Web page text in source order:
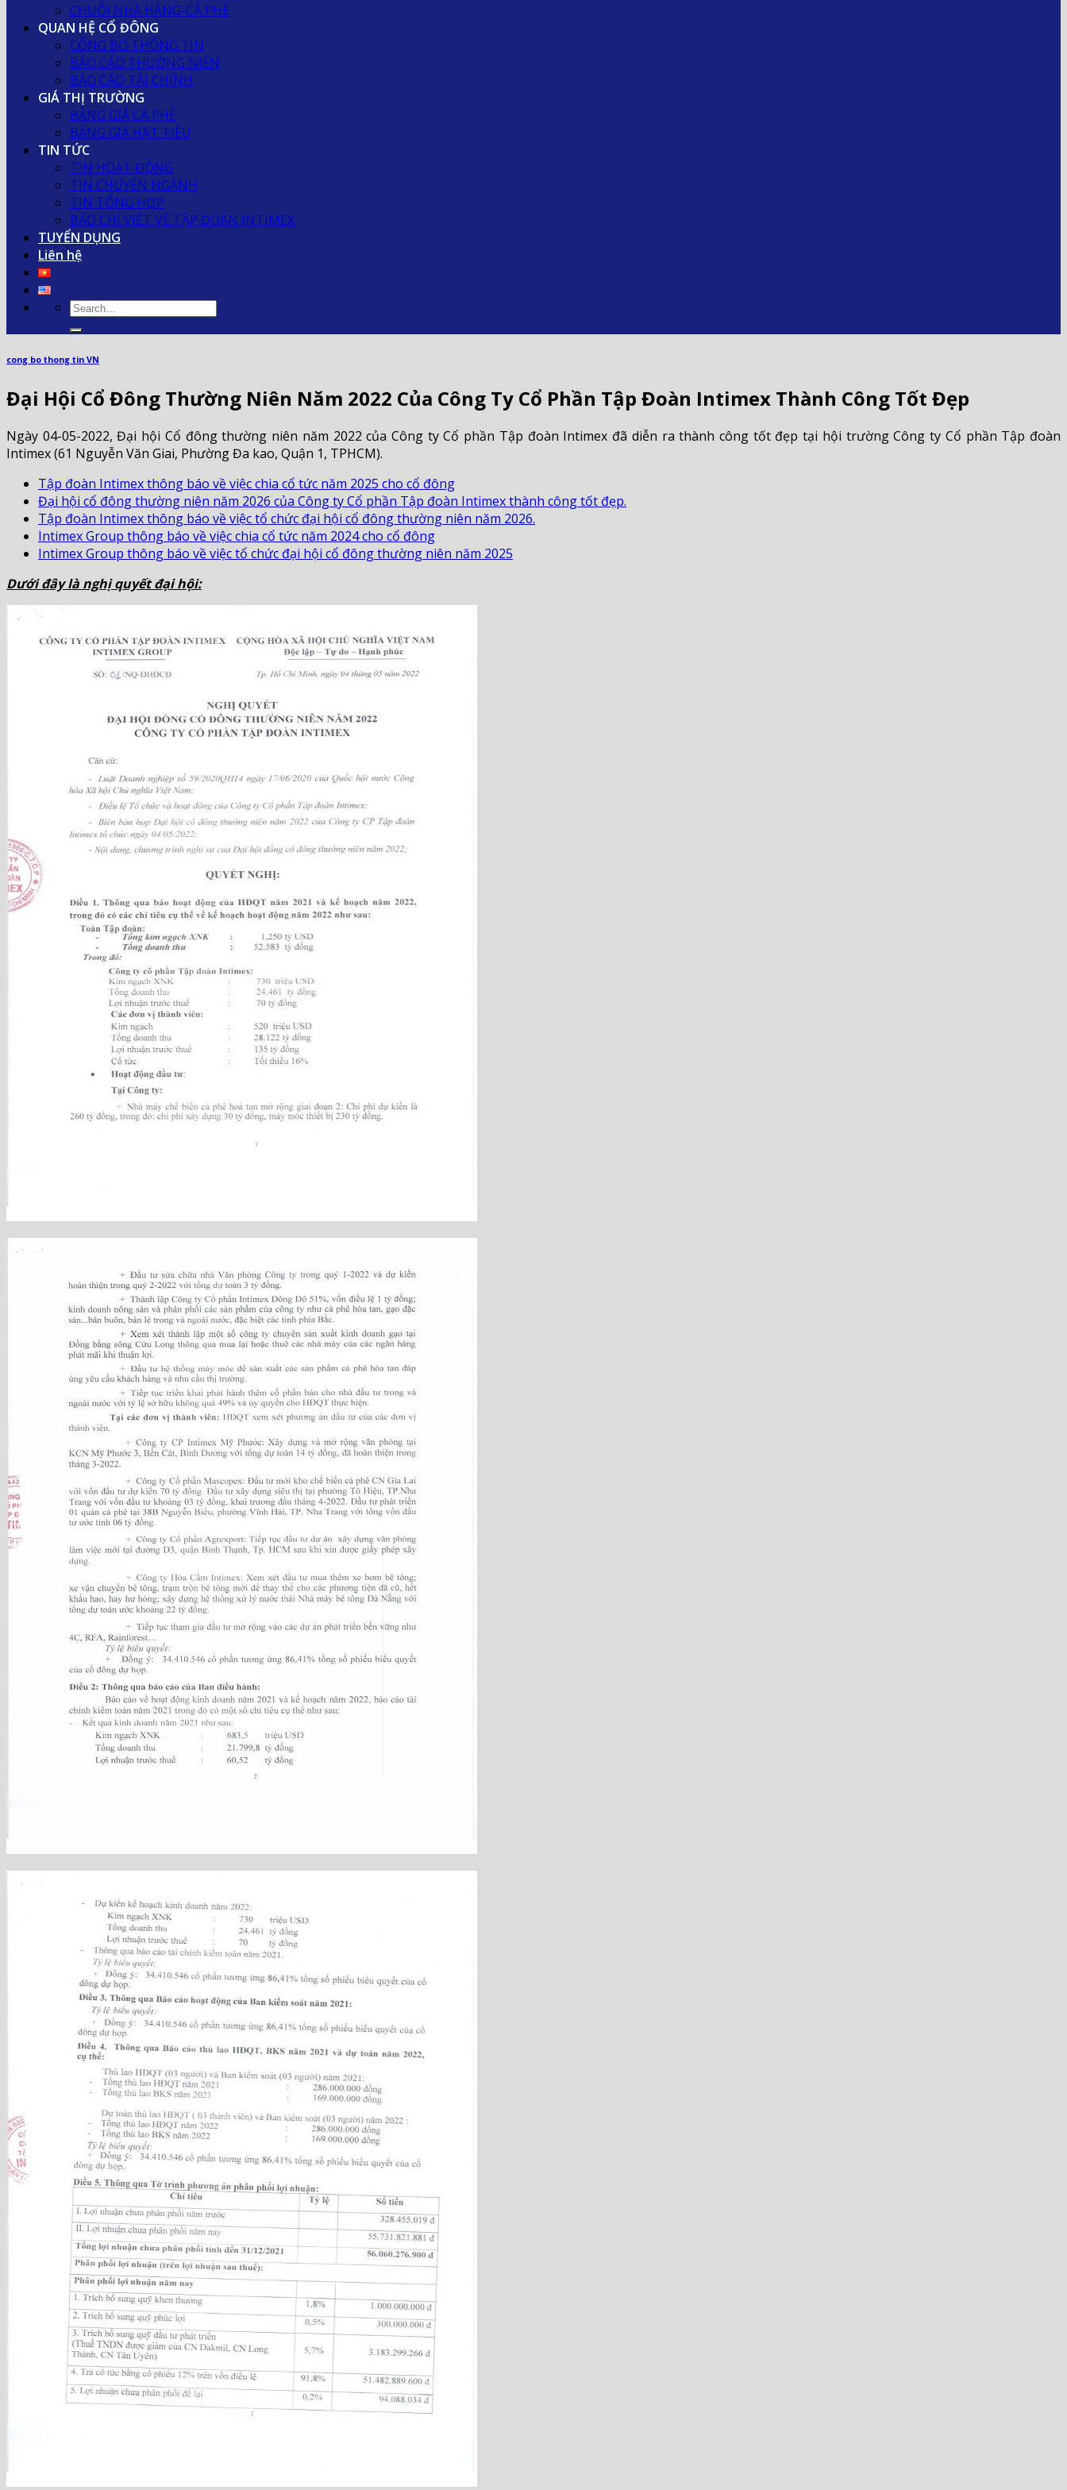
CHUỖI NHÀ HÀNG-CÀ PHÊ
QUAN HỆ CỔ ĐÔNG
CÔNG BỐ THÔNG TIN
BÁO CÁO THƯỜNG NIÊN
BÁO CÁO TÀI CHÍNH
GIÁ THỊ TRƯỜNG
BẢNG GIÁ CÀ PHÊ
BẢNG GIÁ HẠT TIÊU
TIN TỨC
TIN HOẠT ĐỘNG
TIN CHUYÊN NGÀNH
TIN TỔNG HỢP
BÁO CHÍ VIẾT VỀ TẬP ĐOÀN INTIMEX
TUYỂN DỤNG
Liên hệ
cong bo thong tin VN
Đại Hội Cổ Đông Thường Niên Năm 2022 Của Công Ty Cổ Phần Tập Đoàn Intimex Thành Công Tốt Đẹp
Ngày 04-05-2022, Đại hội Cổ đông thường niên năm 2022 của Công ty Cổ phần Tập đoàn Intimex đã diễn ra thành công tốt đẹp tại hội trường Công ty Cổ phần Tập đoàn
Intimex (61 Nguyễn Văn Giai, Phường Đa kao, Quận 1, TPHCM).
Tập đoàn Intimex thông báo về việc chia cổ tức năm 2025 cho cổ đông
Đại hội cổ đông thường niên năm 2026 của Công ty Cổ phần Tập đoàn Intimex thành công tốt đẹp.
Tập đoàn Intimex thông báo về việc tổ chức đại hội cổ đông thường niên năm 2026.
Intimex Group thông báo về việc chia cổ tức năm 2024 cho cổ đông
Intimex Group thông báo về việc tổ chức đại hội cổ đông thường niên năm 2025
Dưới đây là nghị quyết đại hội: